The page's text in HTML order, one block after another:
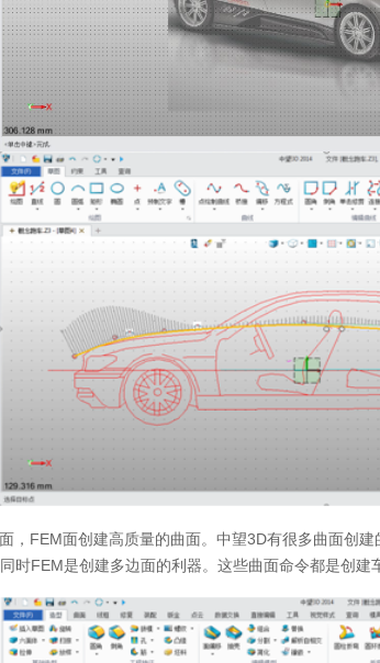
面创建高质量的曲面。中望3D有很多曲面创建
时FEM是创建多边面的利器。这些曲面命令都是创